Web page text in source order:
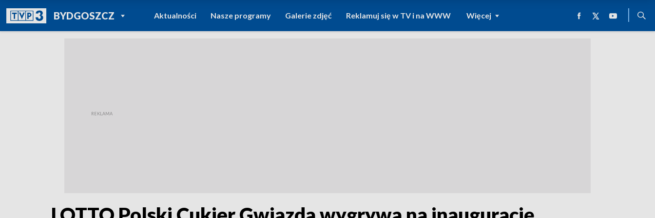
BYDGOSZCZPOWRÓT DO
TVP REGIONY
Aktualności Nasze programy Galerie zdjęć Reklamuj się w TV i na WWW Więcej